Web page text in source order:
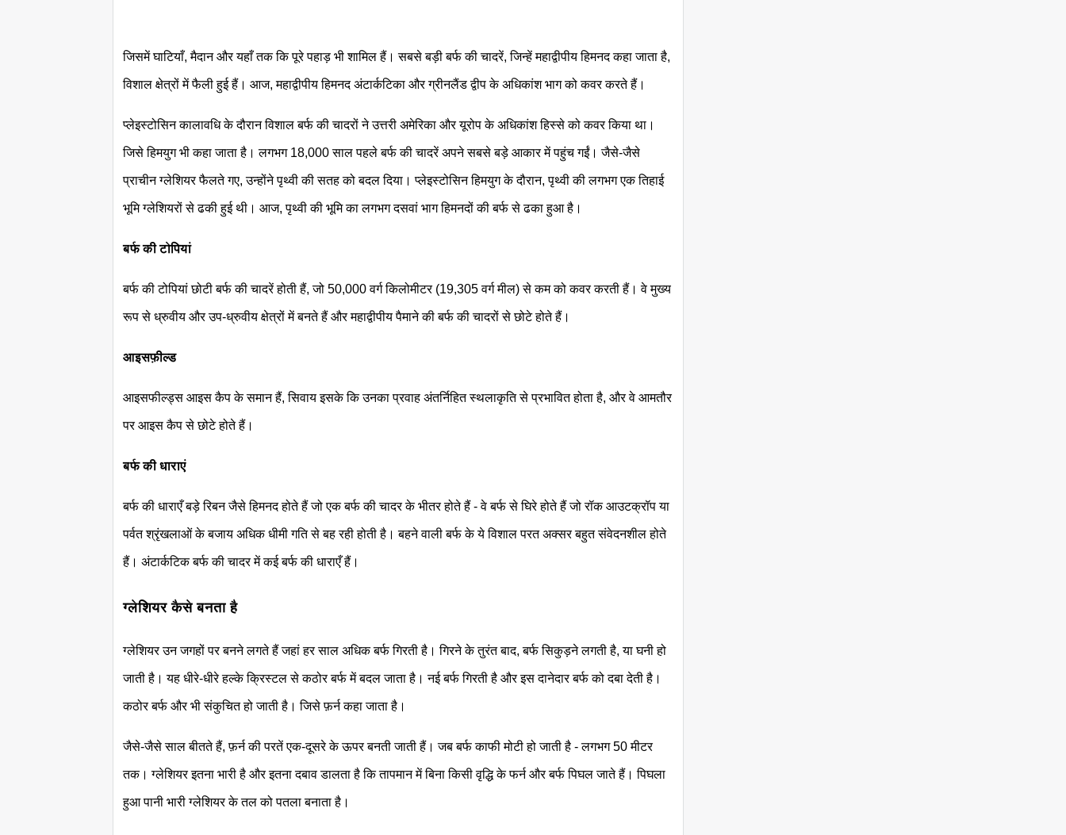
जिसमें घाटियाँ, मैदान और यहाँ तक कि पूरे पहाड़ भी शामिल हैं। सबसे बड़ी बर्फ की चादरें, जिन्हें महाद्वीपीय हिमनद कहा जाता है,
विशाल क्षेत्रों में फैली हुई हैं। आज, महाद्वीपीय हिमनद अंटार्कटिका और ग्रीनलैंड द्वीप के अधिकांश भाग को कवर करते हैं।
प्लेइस्टोसिन कालावधि के दौरान विशाल बर्फ की चादरों ने उत्तरी अमेरिका और यूरोप के अधिकांश हिस्से को कवर किया था।
जिसे हिमयुग भी कहा जाता है। लगभग 18,000 साल पहले बर्फ की चादरें अपने सबसे बड़े आकार में पहुंच गईं। जैसे-जैसे
प्राचीन ग्लेशियर फैलते गए, उन्होंने पृथ्वी की सतह को बदल दिया। प्लेइस्टोसिन हिमयुग के दौरान, पृथ्वी की लगभग एक तिहाई
भूमि ग्लेशियरों से ढकी हुई थी। आज, पृथ्वी की भूमि का लगभग दसवां भाग हिमनदों की बर्फ से ढका हुआ है।
बर्फ की टोपियां
बर्फ की टोपियां छोटी बर्फ की चादरें होती हैं, जो 50,000 वर्ग किलोमीटर (19,305 वर्ग मील) से कम को कवर करती हैं। वे मुख्य
रूप से ध्रुवीय और उप-ध्रुवीय क्षेत्रों में बनते हैं और महाद्वीपीय पैमाने की बर्फ की चादरों से छोटे होते हैं।
आइसफ़ील्ड
आइसफील्ड्स आइस कैप के समान हैं, सिवाय इसके कि उनका प्रवाह अंतर्निहित स्थलाकृति से प्रभावित होता है, और वे आमतौर
पर आइस कैप से छोटे होते हैं।
बर्फ की धाराएं
बर्फ की धाराएँ बड़े रिबन जैसे हिमनद होते हैं जो एक बर्फ की चादर के भीतर होते हैं - वे बर्फ से घिरे होते हैं जो रॉक आउटक्रॉप या
पर्वत श्रृंखलाओं के बजाय अधिक धीमी गति से बह रही होती है। बहने वाली बर्फ के ये विशाल परत अक्सर बहुत संवेदनशील होते
हैं। अंटार्कटिक बर्फ की चादर में कई बर्फ की धाराएँ हैं।
ग्लेशियर कैसे बनता है
ग्लेशियर उन जगहों पर बनने लगते हैं जहां हर साल अधिक बर्फ गिरती है। गिरने के तुरंत बाद, बर्फ सिकुड़ने लगती है, या घनी हो
जाती है। यह धीरे-धीरे हल्के क्रिस्टल से कठोर बर्फ में बदल जाता है। नई बर्फ गिरती है और इस दानेदार बर्फ को दबा देती है।
कठोर बर्फ और भी संकुचित हो जाती है। जिसे फ़र्न कहा जाता है।
जैसे-जैसे साल बीतते हैं, फ़र्न की परतें एक-दूसरे के ऊपर बनती जाती हैं। जब बर्फ काफी मोटी हो जाती है - लगभग 50 मीटर
तक। ग्लेशियर इतना भारी है और इतना दबाव डालता है कि तापमान में बिना किसी वृद्धि के फर्न और बर्फ पिघल जाते हैं। पिघला
हुआ पानी भारी ग्लेशियर के तल को पतला बनाता है।